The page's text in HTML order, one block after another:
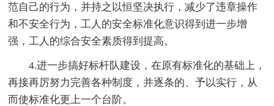
范自己的行为，并持之以恒坚决执行，减少了违章操作
和不安全行为，工人的安全标准化意识得到进一步增
强，工人的综合安全素质得到提高。
4.进一步搞好标杆队建设，在原有标准化的基础上，
再接再厉努力完善各种制度，并逐条的、予以实行，从
而使标准化更上一个台阶。